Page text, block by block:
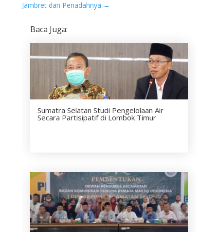
Jambret dan Penadahnya →
Baca Juga:
Sumatra Selatan Studi Pengelolaan Air
Secara Partisipatif di Lombok Timur